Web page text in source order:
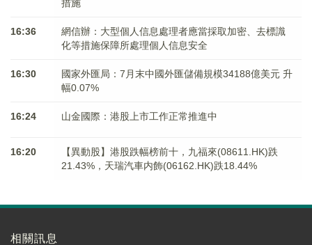
措施
16:36
網信辦：大型個人信息處理者應當採取加密、去標識
化等措施保障所處理個人信息安全
16:30
國家外匯局：7月末中國外匯儲備規模34188億美元 升
幅0.07%
16:24 山金國際：港股上市工作正常推進中
16:20
【異動股】港股跌幅榜前十，九福來(08611.HK)跌
21.43%，天瑞汽車内飾(06162.HK)跌18.44%
相關訊息